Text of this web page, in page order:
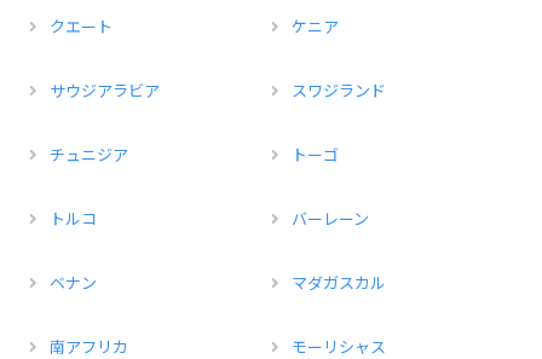
クエート ケニア
サウジアラビア スワジランド
チュニジア トーゴ
トルコ バーレーン
ベナン マダガスカル
南アフリカ モーリシャス